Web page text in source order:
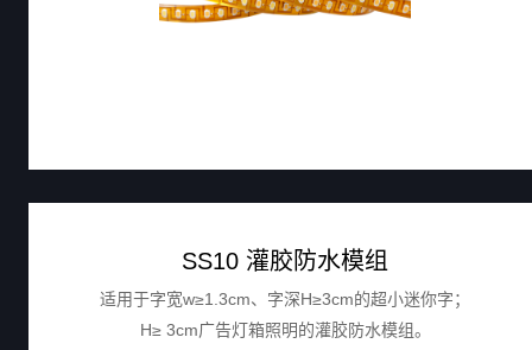
SS10 灌胶防水模组
适用于字宽w≥1.3cm、字深H≥3cm的超小迷你字；
H≥ 3cm广告灯箱照明的灌胶防水模组。